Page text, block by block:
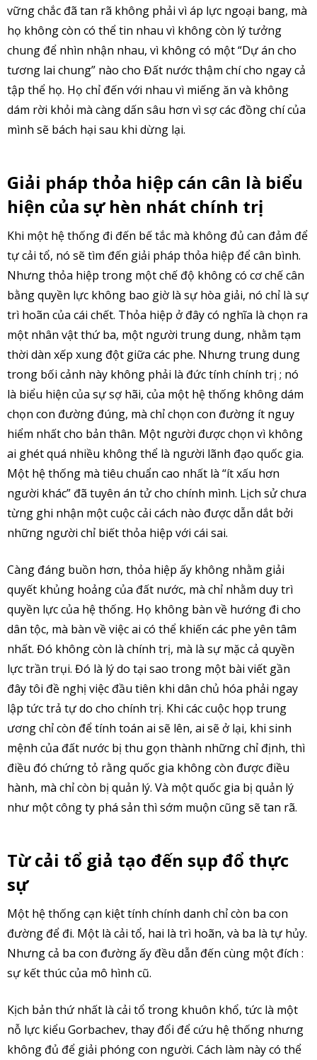
vững chắc đã tan rã không phải vì áp lực ngoại bang, mà
họ không còn có thể tin nhau vì không còn lý tưởng
chung để nhìn nhận nhau, vì không có một “Dự án cho
tương lai chung” nào cho Đất nước thậm chí cho ngay cả
tập thể họ. Họ chỉ đến với nhau vì miếng ăn và không
dám rời khỏi mà càng dấn sâu hơn vì sợ các đồng chí của
mình sẽ bách hại sau khi dừng lại.
Giải pháp thỏa hiệp cán cân là biểu
hiện của sự hèn nhát chính trị
Khi một hệ thống đi đến bế tắc mà không đủ can đảm để
tự cải tổ, nó sẽ tìm đến giải pháp thỏa hiệp để cân bình.
Nhưng thỏa hiệp trong một chế độ không có cơ chế cân
bằng quyền lực không bao giờ là sự hòa giải, nó chỉ là sự
trì hoãn của cái chết. Thỏa hiệp ở đây có nghĩa là chọn ra
một nhân vật thứ ba, một người trung dung, nhằm tạm
thời dàn xếp xung đột giữa các phe. Nhưng trung dung
trong bối cảnh này không phải là đức tính chính trị ; nó
là biểu hiện của sự sợ hãi, của một hệ thống không dám
chọn con đường đúng, mà chỉ chọn con đường ít nguy
hiểm nhất cho bản thân. Một người được chọn vì không
ai ghét quá nhiều không thể là người lãnh đạo quốc gia.
Một hệ thống mà tiêu chuẩn cao nhất là “ít xấu hơn
người khác” đã tuyên án tử cho chính mình. Lịch sử chưa
từng ghi nhận một cuộc cải cách nào được dẫn dắt bởi
những người chỉ biết thỏa hiệp với cái sai.
Càng đáng buồn hơn, thỏa hiệp ấy không nhằm giải
quyết khủng hoảng của đất nước, mà chỉ nhằm duy trì
quyền lực của hệ thống. Họ không bàn về hướng đi cho
dân tộc, mà bàn về việc ai có thể khiến các phe yên tâm
nhất. Đó không còn là chính trị, mà là sự mặc cả quyền
lực trần trụi. Đó là lý do tại sao trong một bài viết gần
đây tôi đề nghị việc đầu tiên khi dân chủ hóa phải ngay
lập tức trả tự do cho chính trị. Khi các cuộc họp trung
ương chỉ còn để tính toán ai sẽ lên, ai sẽ ở lại, khi sinh
mệnh của đất nước bị thu gọn thành những chỉ định, thì
điều đó chứng tỏ rằng quốc gia không còn được điều
hành, mà chỉ còn bị quản lý. Và một quốc gia bị quản lý
như một công ty phá sản thì sớm muộn cũng sẽ tan rã.
Từ cải tổ giả tạo đến sụp đổ thực
sự
Một hệ thống cạn kiệt tính chính danh chỉ còn ba con
đường để đi. Một là cải tổ, hai là trì hoãn, và ba là tự hủy.
Nhưng cả ba con đường ấy đều dẫn đến cùng một đích :
sự kết thúc của mô hình cũ.
Kịch bản thứ nhất là cải tổ trong khuôn khổ, tức là một
nỗ lực kiểu Gorbachev, thay đổi để cứu hệ thống nhưng
không đủ để giải phóng con người. Cách làm này có thể